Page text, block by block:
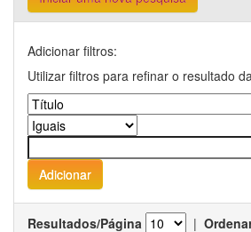
Adicionar filtros:
Utilizar filtros para refinar o resultado
Resultados/Página |